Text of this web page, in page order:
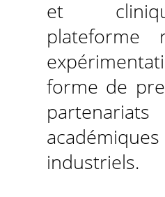
et
plateforme
forme de
partenariats
industriels.